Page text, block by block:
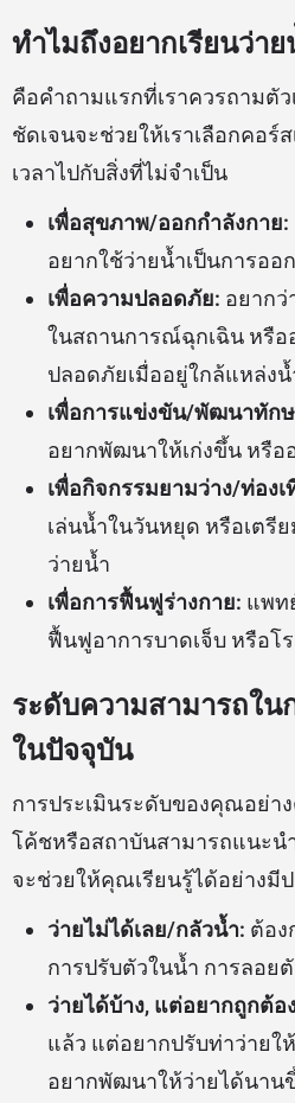
ทำไมถึงอยากเรียนว่าย
คือคำถามแรกที่เราควรถามตัว
ชัดเจนจะช่วยให้เราเลือกคอร์
เวลาไปกับสิ่งที่ไม่จำเป็น
เพื่อสุขภาพ/ออกกำลังกาย:
อยากใช้ว่ายน้ำเป็นการออ
เพื่อความปลอดภัย: อยากว่
ในสถานการณ์ฉุกเฉิน หรื
ปลอดภัยเมื่ออยู่ใกล้แหล่งน้
เพื่อการแข่งขัน/พัฒนาทัก
อยากพัฒนาให้เก่งขึ้น หรือ
เพื่อกิจกรรมยามว่าง/ท่องเ
เล่นน้ำในวันหยุด หรือเตรี
ว่ายน้ำ
เพื่อการฟื้นฟูร่างกาย: แพท
ฟื้นฟูอาการบาดเจ็บ หรือโ
ระดับความสามารถใ
ในปัจจุบัน
การประเมินระดับของคุณอย่า
โค้ชหรือสถาบันสามารถแนะน
จะช่วยให้คุณเรียนรู้ได้อย่างมี
ว่ายไม่ได้เลย/กลัวน้ำ: ต้อง
การปรับตัวในน้ำ การลอย
ว่ายได้บ้าง, แต่อยากถูกต้
แล้ว แต่อยากปรับท่าว่ายใ
อยากพัฒนาให้ว่ายได้นาน